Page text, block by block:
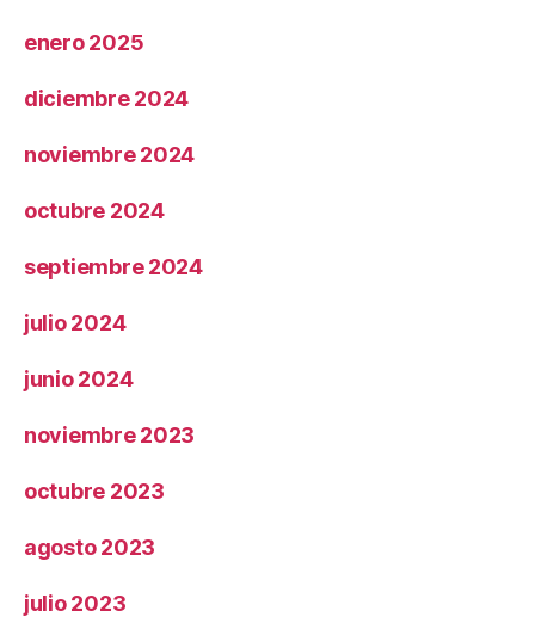
enero 2025
diciembre 2024
noviembre 2024
octubre 2024
septiembre 2024
julio 2024
junio 2024
noviembre 2023
octubre 2023
agosto 2023
julio 2023